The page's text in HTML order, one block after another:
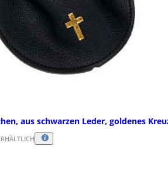
aus schwarzen Leder, goldenes